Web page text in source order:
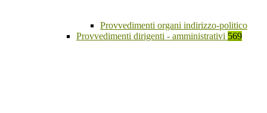
Provvedimenti organi indirizzo-politico
Provvedimenti dirigenti - amministrativi 569